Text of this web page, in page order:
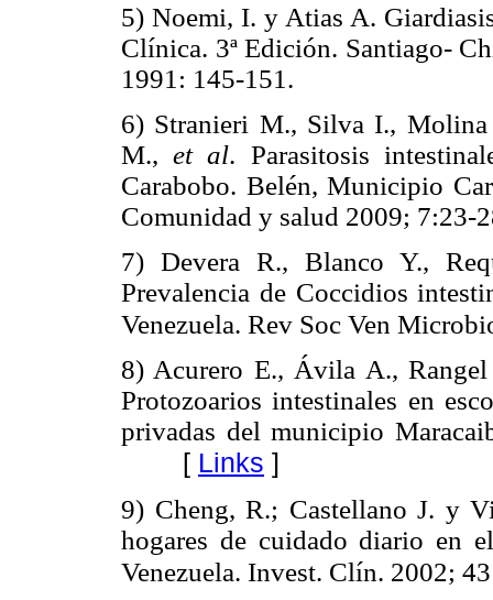
5) Noemi, I. y Atias A.
Clínica. 3ª Edición. Santiago-
1991: 145-151.
6) Stranieri M., Silva I.,
M.,et al. Parasitosis
Carabobo. Belén, Municipio
Comunidad y salud 2009; 7:23-
7) Devera R., Blanco Y.,
Prevalencia de Coccidios
Venezuela. Rev Soc Ven
8) Acurero E., Ávila A.,
Protozoarios intestinales en
privadas del municipio
[ Links ]
9) Cheng, R.; Castellano J. y
hogares de cuidado diario en
Venezuela. Invest. Clín. 2002;